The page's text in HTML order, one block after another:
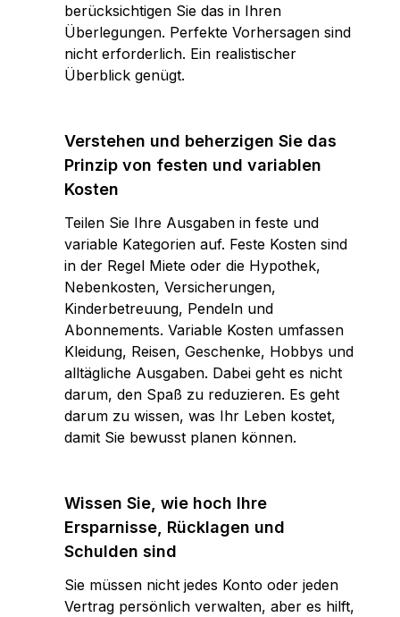
berücksichtigen Sie das in Ihren
Überlegungen. Perfekte Vorhersagen sind
nicht erforderlich. Ein realistischer
Überblick genügt.
Verstehen und beherzigen Sie das
Prinzip von festen und variablen
Kosten
Teilen Sie Ihre Ausgaben in feste und
variable Kategorien auf. Feste Kosten sind
in der Regel Miete oder die Hypothek,
Nebenkosten, Versicherungen,
Kinderbetreuung, Pendeln und
Abonnements. Variable Kosten umfassen
Kleidung, Reisen, Geschenke, Hobbys und
alltägliche Ausgaben. Dabei geht es nicht
darum, den Spaß zu reduzieren. Es geht
darum zu wissen, was Ihr Leben kostet,
damit Sie bewusst planen können.
Wissen Sie, wie hoch Ihre
Ersparnisse, Rücklagen und
Schulden sind
Sie müssen nicht jedes Konto oder jeden
Vertrag persönlich verwalten, aber es hilft,